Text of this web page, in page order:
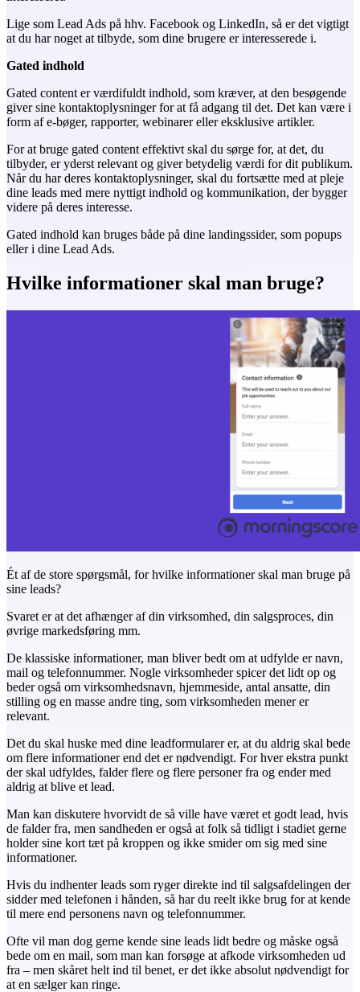
Lige som Lead Ads på hhv. Facebook og LinkedIn, så er det vigtigt
at du har noget at tilbyde, som dine brugere er interesserede i.
Gated indhold
Gated content er værdifuldt indhold, som kræver, at den besøgende
giver sine kontaktoplysninger for at få adgang til det. Det kan være i
form af e-bøger, rapporter, webinarer eller eksklusive artikler.
For at bruge gated content effektivt skal du sørge for, at det, du
tilbyder, er yderst relevant og giver betydelig værdi for dit publikum.
Når du har deres kontaktoplysninger, skal du fortsætte med at pleje
dine leads med mere nyttigt indhold og kommunikation, der bygger
videre på deres interesse.
Gated indhold kan bruges både på dine landingssider, som popups
eller i dine Lead Ads.
Hvilke informationer skal man bruge?
Ét af de store spørgsmål, for hvilke informationer skal man bruge på
sine leads?
Svaret er at det afhænger af din virksomhed, din salgsproces, din
øvrige markedsføring mm.
De klassiske informationer, man bliver bedt om at udfylde er navn,
mail og telefonnummer. Nogle virksomheder spicer det lidt op og
beder også om virksomhedsnavn, hjemmeside, antal ansatte, din
stilling og en masse andre ting, som virksomheden mener er
relevant.
Det du skal huske med dine leadformularer er, at du aldrig skal bede
om flere informationer end det er nødvendigt. For hver ekstra punkt
der skal udfyldes, falder flere og flere personer fra og ender med
aldrig at blive et lead.
Man kan diskutere hvorvidt de så ville have været et godt lead, hvis
de falder fra, men sandheden er også at folk så tidligt i stadiet gerne
holder sine kort tæt på kroppen og ikke smider om sig med sine
informationer.
Hvis du indhenter leads som ryger direkte ind til salgsafdelingen der
sidder med telefonen i hånden, så har du reelt ikke brug for at kende
til mere end personens navn og telefonnummer.
Ofte vil man dog gerne kende sine leads lidt bedre og måske også
bede om en mail, som man kan forsøge at afkode virksomheden ud
fra – men skåret helt ind til benet, er det ikke absolut nødvendigt for
at en sælger kan ringe.